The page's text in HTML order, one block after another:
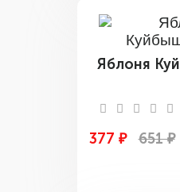
Яблоня
377 ₽ 651 ₽